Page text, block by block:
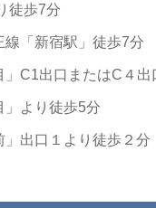
徒歩7分
「新宿駅」徒歩7分
C1出口またはC４出
」より徒歩5分
出口１より徒歩２分